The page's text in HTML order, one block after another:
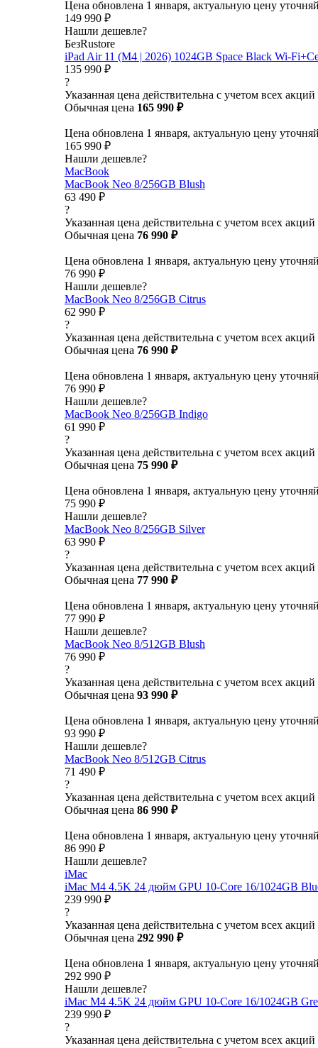
Цена обновлена 1 января, актуальную цену
149 990 ₽
Нашли дешевле?
БезRustore
iPad Air 11 (M4 | 2026) 1024GB Space Black Wi-
135 990 ₽
?
Указанная цена действительна с учетом всех акций
Обычная цена 165 990 ₽
Цена обновлена 1 января, актуальную цену
165 990 ₽
Нашли дешевле?
MacBook
MacBook Neo 8/256GB Blush
63 490 ₽
?
Указанная цена действительна с учетом всех акций
Обычная цена 76 990 ₽
Цена обновлена 1 января, актуальную цену
76 990 ₽
Нашли дешевле?
MacBook Neo 8/256GB Citrus
62 990 ₽
?
Указанная цена действительна с учетом всех акций
Обычная цена 76 990 ₽
Цена обновлена 1 января, актуальную цену
76 990 ₽
Нашли дешевле?
MacBook Neo 8/256GB Indigo
61 990 ₽
?
Указанная цена действительна с учетом всех акций
Обычная цена 75 990 ₽
Цена обновлена 1 января, актуальную цену
75 990 ₽
Нашли дешевле?
MacBook Neo 8/256GB Silver
63 990 ₽
?
Указанная цена действительна с учетом всех акций
Обычная цена 77 990 ₽
Цена обновлена 1 января, актуальную цену
77 990 ₽
Нашли дешевле?
MacBook Neo 8/512GB Blush
76 990 ₽
?
Указанная цена действительна с учетом всех акций
Обычная цена 93 990 ₽
Цена обновлена 1 января, актуальную цену
93 990 ₽
Нашли дешевле?
MacBook Neo 8/512GB Citrus
71 490 ₽
?
Указанная цена действительна с учетом всех акций
Обычная цена 86 990 ₽
Цена обновлена 1 января, актуальную цену
86 990 ₽
Нашли дешевле?
iMac
iMac M4 4.5K 24 дюйм GPU 10-Core 16/1024GB
239 990 ₽
?
Указанная цена действительна с учетом всех акций
Обычная цена 292 990 ₽
Цена обновлена 1 января, актуальную цену
292 990 ₽
Нашли дешевле?
iMac M4 4.5K 24 дюйм GPU 10-Core 16/1024GB
239 990 ₽
?
Указанная цена действительна с учетом всех акций